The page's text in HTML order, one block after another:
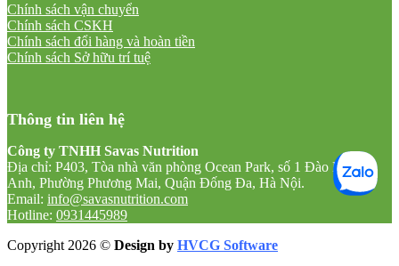
Chính sách vận chuyển
Chính sách CSKH
Chính sách đổi hàng và hoàn tiền
Chính sách Sở hữu trí tuệ
Thông tin liên hệ
Công ty TNHH Savas Nutrition
Địa chỉ: P403, Tòa nhà văn phòng Ocean Park, số 1 Đào Duy
Anh, Phường Phương Mai, Quận Đống Đa, Hà Nội.
Email: info@savasnutrition.com
Hotline: 0931445989
Copyright 2026 © Design by HVCG Software